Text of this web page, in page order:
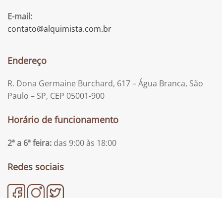
E-mail:
contato@alquimista.com.br
Endereço
R. Dona Germaine Burchard, 617 – Água Branca, São
Paulo – SP, CEP 05001-900
Horário de funcionamento
2ª a 6ª feira: das 9:00 às 18:00
Redes sociais